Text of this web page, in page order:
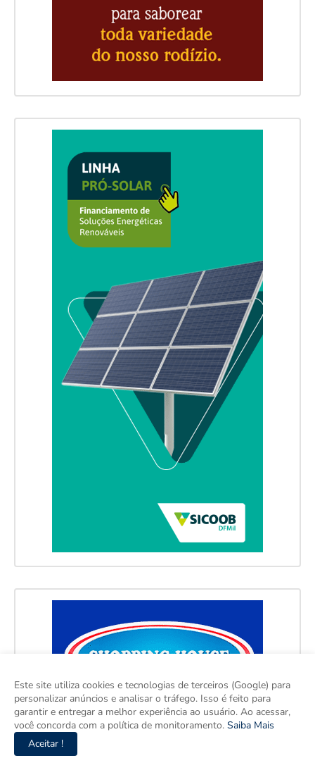
Este site utiliza cookies e tecnologias de terceiros (Google) para
personalizar anúncios e analisar o tráfego. Isso é feito para
garantir e entregar a melhor experiência ao usuário. Ao acessar,
você concorda com a política de monitoramento. Saiba Mais
Aceitar !